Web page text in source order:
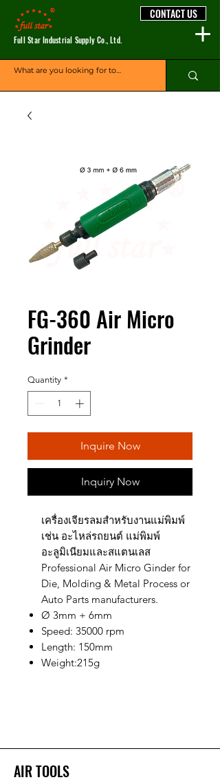
Full Star Industrial Supply Co., Ltd.
CONTACT US
FG-360 Air Micro
Grinder
Quantity *
Inquire Now
Inquiry Now
เครื่องเจียรลมสำหรับงานแม่พิมพ์
เช่น อะไหล่รถยนต์ แม่พิมพ์
อะลูมิเนียมและสแตนเลส
Professional Air Micro Ginder for
Die, Molding & Metal Process or
Auto Parts manufacturers.
Ø 3mm + 6mm
Speed: 35000 rpm
Length: 150mm
Weight:215g
AIR TOOLS